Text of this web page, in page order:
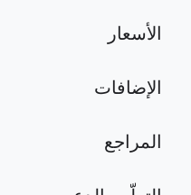
الأسعار
الإضافات
المراجع